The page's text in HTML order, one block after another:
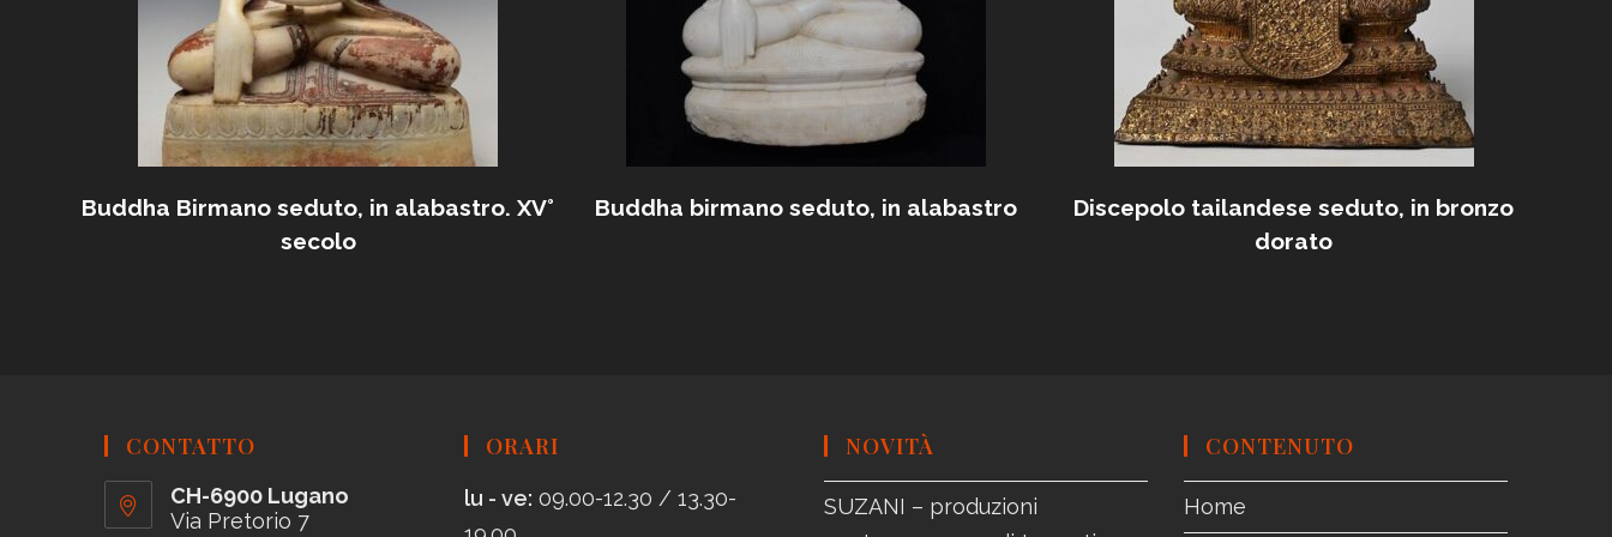
Buddha Birmano seduto, in alabastro. XV°
secolo
Buddha birmano seduto, in alabastro
Discepolo tailandese seduto, in bronzo
dorato
CONTATTO
CH-6900 Lugano
Via Pretorio 7
ORARI
lu - ve: 09.00-12.30 / 13.30-
NOVITÀ
SUZANI – produzioni
CONTENUTO
Home